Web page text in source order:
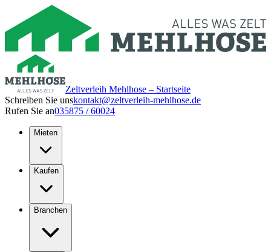
Zeltverleih Mehlhose – Startseite
Schreiben Sie unskontakt@zeltverleih-mehlhose.de
Rufen Sie an035875 / 60024
Mieten
Kaufen
Branchen